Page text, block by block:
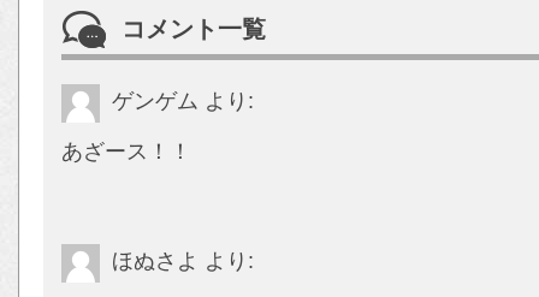
コメント一覧
ゲンゲム より:
あざース！！
ほぬさよ より: